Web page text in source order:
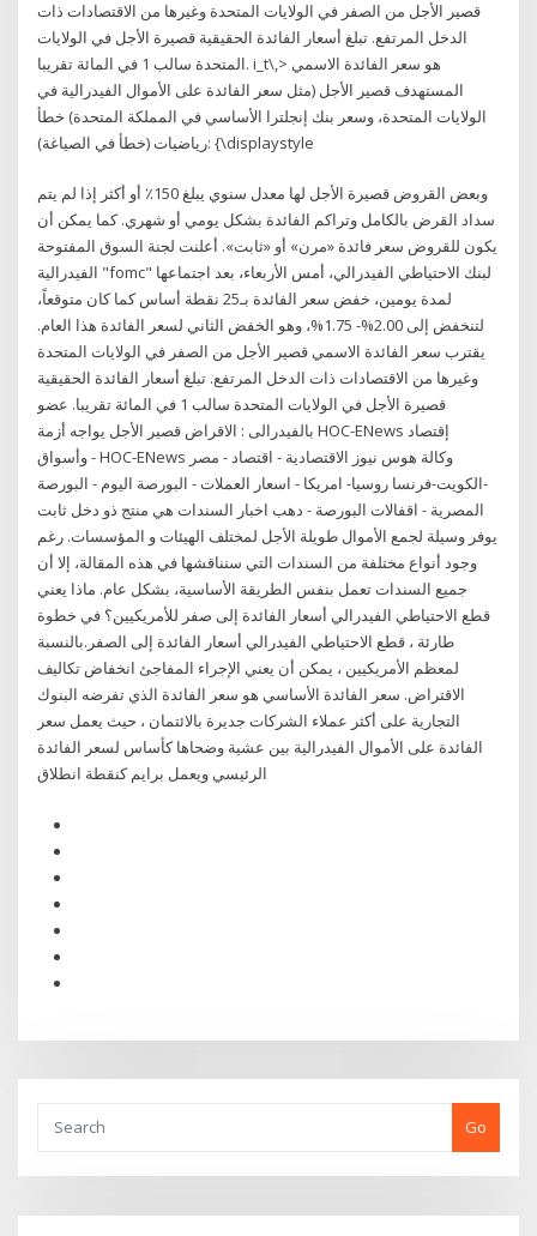
قصير الأجل من الصفر في الولايات المتحدة وغيرها من الاقتصادات ذات
الدخل المرتفع. تبلغ أسعار الفائدة الحقيقية قصيرة الأجل في الولايات
المتحدة سالب 1 في المائة تقريبا. i_t\,> هو سعر الفائدة الاسمي
المستهدف قصير الأجل (مثل سعر الفائدة على الأموال الفيدرالية في
الولايات المتحدة، وسعر بنك إنجلترا الأساسي في المملكة المتحدة) خطأ
رياضيات (خطأ في الصياغة): {\displaystyle
وبعض القروض قصيرة الأجل لها معدل سنوي يبلغ 150٪ أو أكثر إذا لم يتم
سداد القرض بالكامل وتراكم الفائدة بشكل يومي أو شهري. كما يمكن أن
يكون للقروض سعر فائدة «مرن» أو «ثابت». أعلنت لجنة السوق المفتوحة
الفيدرالية "fomc" لبنك الاحتياطي الفيدرالي، أمس الأربعاء، بعد اجتماعها
لمدة يومين، خفض سعر الفائدة بـ25 نقطة أساس كما كان متوقعاً،
لتنخفض إلى 2.00%- 1.75%، وهو الخفض الثاني لسعر الفائدة هذا العام.
يقترب سعر الفائدة الاسمي قصير الأجل من الصفر في الولايات المتحدة
وغيرها من الاقتصادات ذات الدخل المرتفع. تبلغ أسعار الفائدة الحقيقية
قصيرة الأجل في الولايات المتحدة سالب 1 في المائة تقريبا. عضو
بالفيدرالى : الاقراض قصير الأجل يواجه أزمة HOC-ENews إقتصاد
وأسواق - HOC-ENews وكالة هوس نيوز الاقتصادية - اقتصاد - مصر
-الكويت-فرنسا روسيا- امريكا - اسعار العملات - البورصة اليوم - البورصة
المصرية - اقفالات البورصة - دهب اخبار السندات هي منتج ذو دخل ثابت
يوفر وسيلة لجمع الأموال طويلة الأجل لمختلف الهيئات و المؤسسات. رغم
وجود أنواع مختلفة من السندات التي سنناقشها في هذه المقالة، إلا أن
جميع السندات تعمل بنفس الطريقة الأساسية، بشكل عام. ماذا يعني
قطع الاحتياطي الفيدرالي أسعار الفائدة إلى صفر للأمريكيين؟ في خطوة
طارئة ، قطع الاحتياطي الفيدرالي أسعار الفائدة إلى الصفر.بالنسبة
لمعظم الأمريكيين ، يمكن أن يعني الإجراء المفاجئ انخفاض تكاليف
الاقتراض. سعر الفائدة الأساسي هو سعر الفائدة الذي تفرضه البنوك
التجارية على أكثر عملاء الشركات جديرة بالائتمان ، حيث يعمل سعر
الفائدة على الأموال الفيدرالية بين عشية وضحاها كأساس لسعر الفائدة
الرئيسي ويعمل برايم كنقطة انطلاق
Go